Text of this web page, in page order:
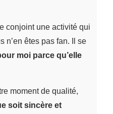
conjoint une activité qui
n’en êtes pas fan. Il se
moi parce qu’elle
moment de qualité,
soit sincère et